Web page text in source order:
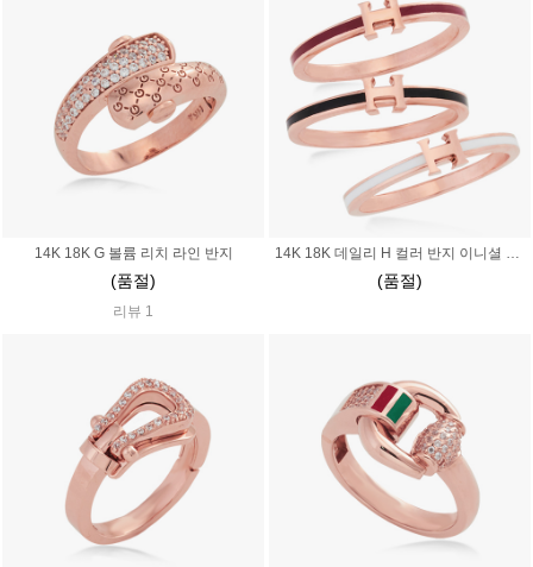
14K 18K G 볼륨 리치 라인 반지
(품절)
리뷰 1
(품절)